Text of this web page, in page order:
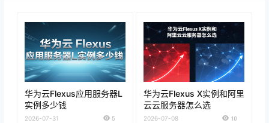
华为云Flexus应用服务器L
实例多少钱
2026-07-31 5
华为云Flexus X实例和阿里
云云服务器怎么选
2026-07-08 10